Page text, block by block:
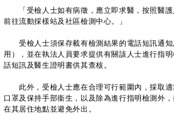
「受檢人士如有病徵，應立即求醫，按照醫護
前往流動採樣站及社區檢測中心。」
受檢人士須保存載有檢測結果的電話短訊通知
用），並在執法人員要求提供有關該人士進行指
話短訊及醫生證明書供其查核。
此外，受檢人士應在合理可行範圍內，採取適
口罩及保持手部衞生，以及除為進行指明檢測外
在其居住地點並避免外出。